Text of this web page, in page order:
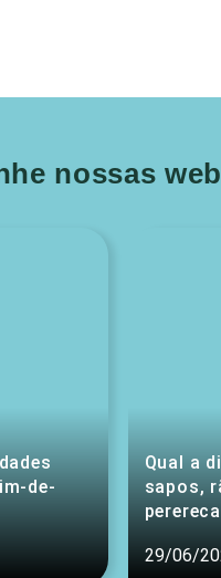
nossas
de-
Qual a
sapos,
29/06/